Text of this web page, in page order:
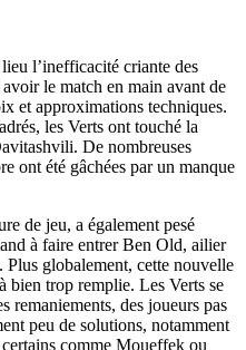
l’inefficacité criante des
le match en main avant de
et approximations techniques.
les Verts ont touché la
De nombreuses
ont été gâchées par un manque
de jeu, a également pesé
à faire entrer Ben Old, ailier
Plus globalement, cette nouvelle
bien trop remplie. Les Verts se
remaniements, des joueurs pas
peu de solutions, notamment
comme Moueffek ou